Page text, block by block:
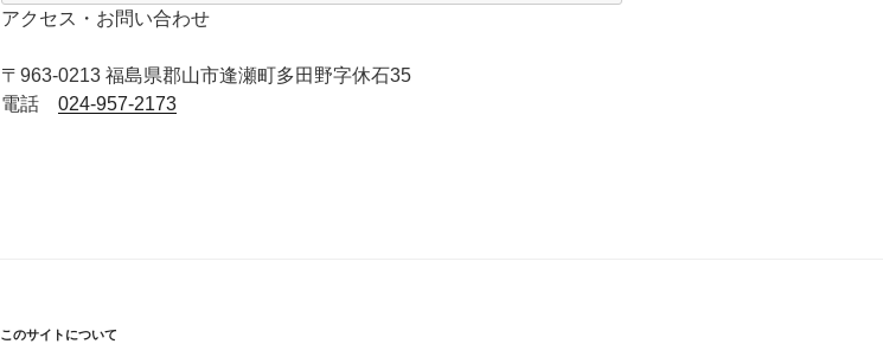
紅葉、冬は雪景色と四季折々の自然の姿が楽しめる。今の時期は桜の
湯はやわらかで、きらきらとした泡が次々と肌につく。泉質はカルシ
アクセス・お問い合わせ
〒963-0213 福島県郡山市逢瀬町多田野字休石35
電話 024-957-2173
このサイトについて